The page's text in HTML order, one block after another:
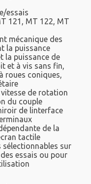
essais
121, MT 122, MT
mécanique des
la puissance
la puissance de
et à vis sans fin,
roues coniques,
de rotation
du couple
de linterface
de la
tactile
sur
essais ou pour